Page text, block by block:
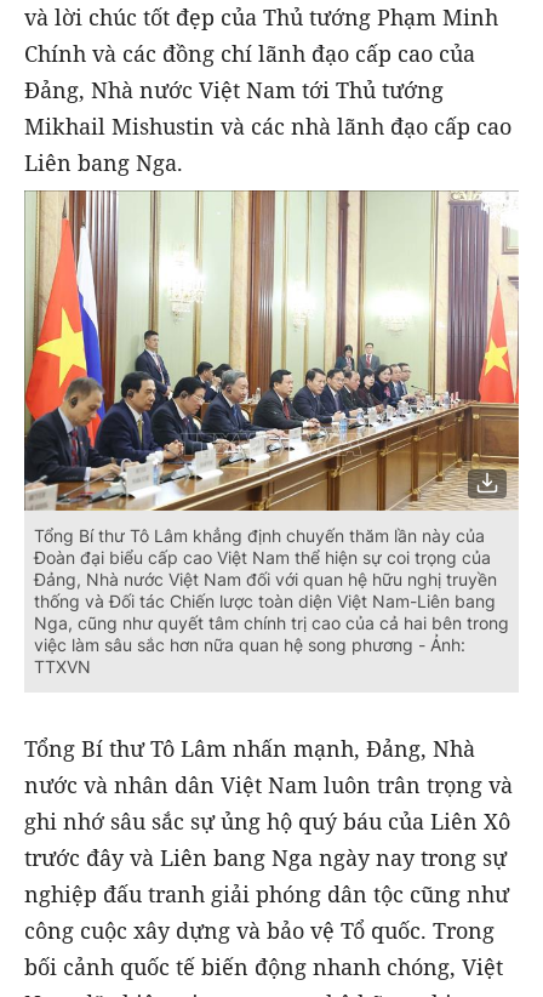
và lời chúc tốt đẹp của Thủ tướng Phạm Minh
Chính và các đồng chí lãnh đạo cấp cao của
Đảng, Nhà nước Việt Nam tới Thủ tướng
Mikhail Mishustin và các nhà lãnh đạo cấp cao
Liên bang Nga.
Tổng Bí thư Tô Lâm khẳng định chuyến thăm lần này của
Đoàn đại biểu cấp cao Việt Nam thể hiện sự coi trọng của
Đảng, Nhà nước Việt Nam đối với quan hệ hữu nghị truyền
thống và Đối tác Chiến lược toàn diện Việt Nam-Liên bang
Nga, cũng như quyết tâm chính trị cao của cả hai bên trong
việc làm sâu sắc hơn nữa quan hệ song phương - Ảnh:
TTXVN
Tổng Bí thư Tô Lâm nhấn mạnh, Đảng, Nhà
nước và nhân dân Việt Nam luôn trân trọng và
ghi nhớ sâu sắc sự ủng hộ quý báu của Liên Xô
trước đây và Liên bang Nga ngày nay trong sự
nghiệp đấu tranh giải phóng dân tộc cũng như
công cuộc xây dựng và bảo vệ Tổ quốc. Trong
bối cảnh quốc tế biến động nhanh chóng, Việt